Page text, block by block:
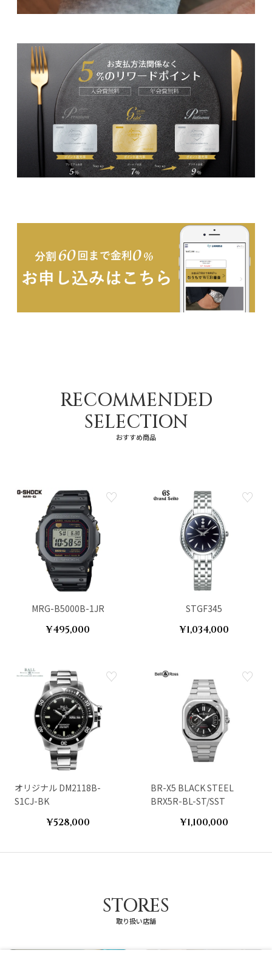
RECOMMENDED
SELECTION
おすすめ商品
MRG-B5000B-1JR
¥495,000
STGF345
¥1,034,000
オリジナル DM2118B-
S1CJ-BK
¥528,000
BR-X5 BLACK STEEL
BRX5R-BL-ST/SST
¥1,100,000
STORES
取り扱い店舗